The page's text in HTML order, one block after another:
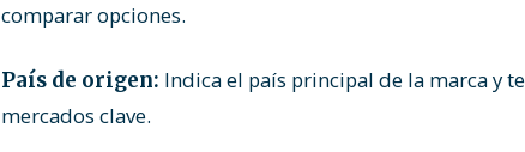
comparar opciones.
País de origen: Indica el país principal de la marca y
mercados clave.